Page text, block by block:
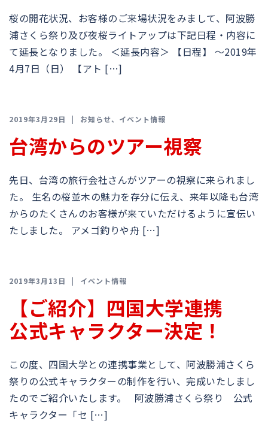
桜の開花状況、お客様のご来場状況をみまして、阿波勝
浦さくら祭り及び夜桜ライトアップは下記日程・内容に
て延長となりました。 ＜延長内容＞ 【日程】 〜2019年
4月7日（日） 【アト […]
2019年3月29日 お知らせ、 イベント情報
台湾からのツアー視察
先日、台湾の旅行会社さんがツアーの視察に来られまし
た。 生名の桜並木の魅力を存分に伝え、来年以降も台湾
からのたくさんのお客様が来ていただけるように宣伝い
たしました。 アメゴ釣りや舟 […]
2019年3月13日 イベント情報
【ご紹介】四国大学連携
公式キャラクター決定！
この度、四国大学との連携事業として、阿波勝浦さくら
祭りの公式キャラクターの制作を行い、完成いたしまし
たのでご紹介いたします。 阿波勝浦さくら祭り 公式
キャラクター「セ […]